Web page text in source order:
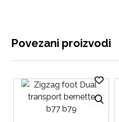
Povezani proizvodi